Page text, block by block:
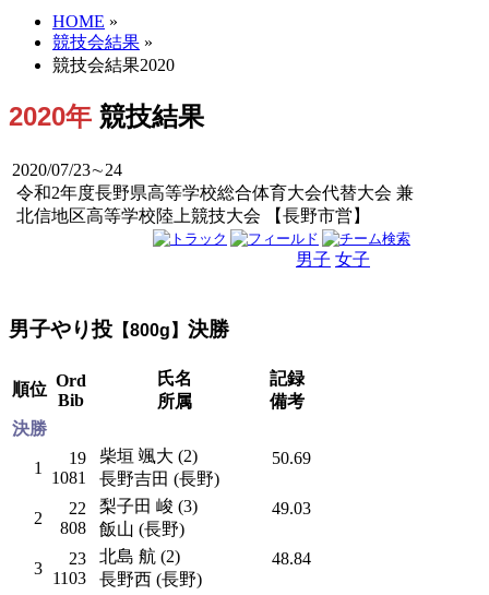
HOME »
競技会結果 »
競技会結果2020
2020年 競技結果
2020/07/23∼24
令和2年度長野県高等学校総合体育大会代替大会 兼
北信地区高等学校陸上競技大会 【長野市営】
男子 女子
男子やり投 【800g】 決勝
順位 Ord
Bib
氏名
所属
記録
備考
決勝
1
19
1081
柴垣 颯大 (2)
長野吉田 (長野)
50.69
2
22
808
梨子田 峻 (3)
飯山 (長野)
49.03
3
23
1103
北島 航 (2)
長野西 (長野)
48.84